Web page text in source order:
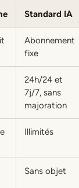
Standard IA
Abonnement
fixe
24h/24 et
7j/7, sans
majoration
Illimités
Sans objet